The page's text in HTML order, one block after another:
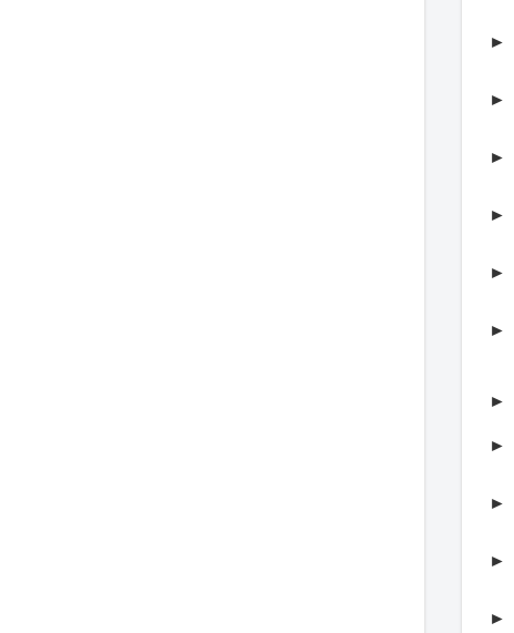
►
►
►
►
►
►
►
►
►
►
►